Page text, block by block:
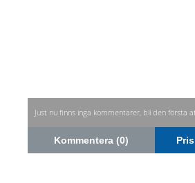
Just nu finns inga kommentarer, bli den första
Kommentera (0)